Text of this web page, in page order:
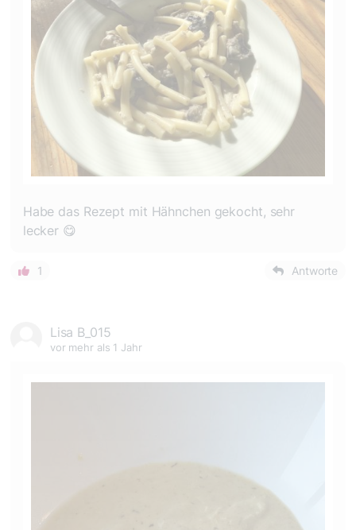
Habe das Rezept mit Hähnchen gekocht, sehr
lecker 😋
1 Antworte
Lisa B_015
vor mehr als 1 Jahr